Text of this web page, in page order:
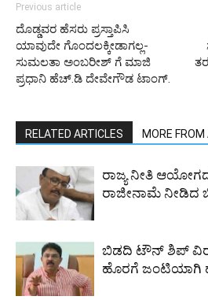
Previous article
ದೊಡ್ಡವರ ಹೆಸರು ಪ್ರಸ್ತಾಪಿಸಿ
ಯಾವುದೇ ಗೊಂದಲಕ್ಕೀಡಾಗಲ್ಲ-
ಸುಮಲತಾ ಅಂಬರೀಶ್ ಗೆ ಮಾಜಿ
ಪ್ರಧಾನಿ ಹೆಚ್.ಡಿ ದೇವೇಗೌಡ ಟಾಂಗ್.
RELATED ARTICLES MORE
ರಾಜ್ಯ ನೀತಿ ಆಯೋಗದ
ರಾಜೀನಾಮೆ ನೀಡಿದ
ಬಿಡದಿ ಟೌನ್ ಶಿಪ್
ಹೊರಗೆ